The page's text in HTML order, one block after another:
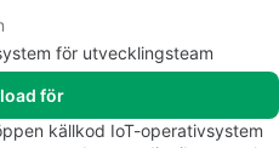
för utvecklingsteam
för
källkod IoT-operativsystem